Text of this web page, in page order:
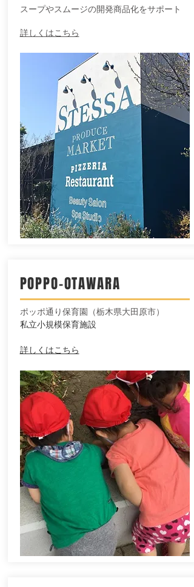
スープやスムージの開発商品化をサポート
​詳しくはこちら
​ポッポ通り保育園（栃木県大田原市）
私立小規模保育施設
​詳しくはこちら
POPPO-OTAWARA